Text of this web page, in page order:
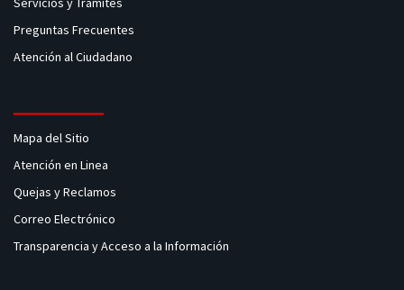
Preguntas Frecuentes
Atención al Ciudadano
Mapa del Sitio
Atención en Linea
Quejas y Reclamos
Correo Electrónico
Transparencia y Acceso a la Información